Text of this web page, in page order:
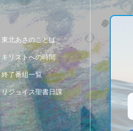
東北あさのことば
キリストへの時間
終了番組一覧
リジョイス聖書日課